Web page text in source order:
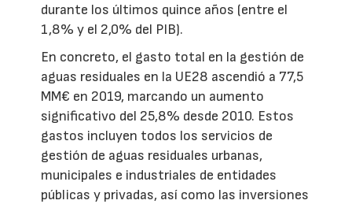
durante los últimos quince años (entre el
1,8% y el 2,0% del PIB).
En concreto, el gasto total en la gestión de
aguas residuales en la UE28 ascendió a 77,5
MM€ en 2019, marcando un aumento
significativo del 25,8% desde 2010. Estos
gastos incluyen todos los servicios de
gestión de aguas residuales urbanas,
municipales e industriales de entidades
públicas y privadas, así como las inversiones